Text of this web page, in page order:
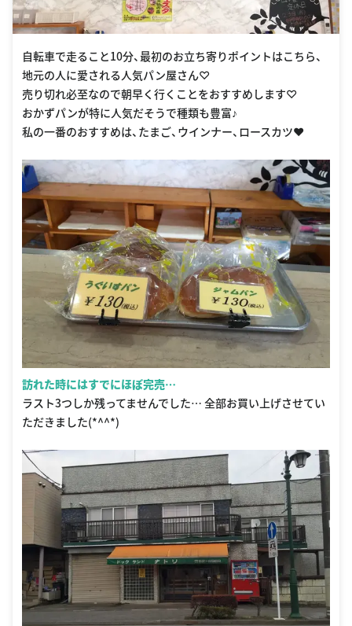
自転車で走ること10分、最初のお立ち寄りポイントはこちら、
地元の人に愛される人気パン屋さん♡
売り切れ必至なので朝早く行くことをおすすめします♡
おかずパンが特に人気だそうで種類も豊富♪
私の一番のおすすめは、たまご、ウインナー、ロースカツ❤️
訪れた時にはすでにほぼ完売…
ラスト3つしか残ってませんでした… 全部お買い上げさせてい
ただきました(*^^*)